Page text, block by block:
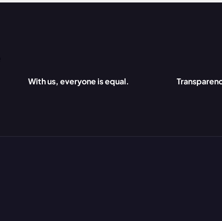
With us, everyone is equal.